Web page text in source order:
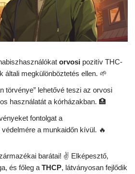
orvosi pozitív THC-
általi megkülönböztetés ellen. 🌱
törvénye” lehetővé teszi az orvosi
használatát a kórházakban. 🏥
fontolgat a
a munkaidőn kívül. 🔥
barátai! ✌️ Elképesztő,
és főleg a THCP, látványosan fejlődik